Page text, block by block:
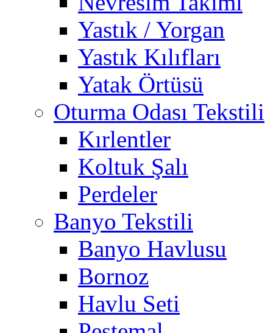
Yastık / Yorgan
Yastık Kılıfları
Yatak Örtüsü
Oturma Odası Tekstili
Kırlentler
Koltuk Şalı
Perdeler
Banyo Tekstili
Banyo Havlusu
Bornoz
Havlu Seti